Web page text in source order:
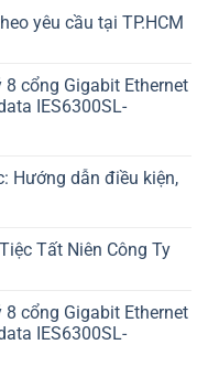
yêu cầu tại TP.HCM
cổng Gigabit Ethernet
IES6300SL-
Hướng dẫn điều kiện,
Tất Niên Công Ty
cổng Gigabit Ethernet
IES6300SL-